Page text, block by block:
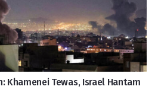
Khamenei Tewas, Israel Hantam